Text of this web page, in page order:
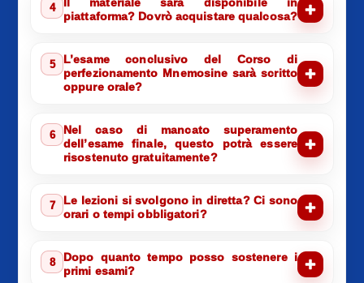
4
piattaforma? Dovrò acquistare qualcosa?
5
L’esame conclusivo del Corso di
perfezionamento Mnemosine sarà scritto
oppure orale?
6
Nel caso di mancato superamento
dell’esame finale, questo potrà essere
risostenuto gratuitamente?
7
Le lezioni si svolgono in diretta? Ci sono
orari o tempi obbligatori?
8
Dopo quanto tempo posso sostenere i
primi esami?